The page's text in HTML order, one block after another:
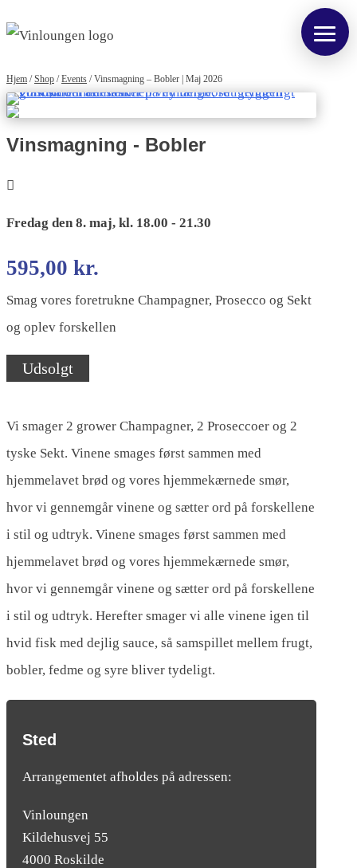
Hjem /Shop /Events /Vinsmagning – Bobler | Maj 2026
Vinsmagning - Bobler
Fredag den 8. maj, kl. 18.00 - 21.30
595,00 kr.
Smag vores foretrukne Champagner, Prosecco og Sekt
og oplev forskellen
Udsolgt
Vi smager 2 grower Champagner, 2 Proseccoer og 2
tyske Sekt. Vinene smages først sammen med
hjemmelavet brød og vores hjemmekærnede smør,
hvor vi gennemgår vinene og sætter ord på forskellene
i stil og udtryk. Vinene smages først sammen med
hjemmelavet brød og vores hjemmekærnede smør,
hvor vi gennemgår vinene og sætter ord på forskellene
i stil og udtryk. Herefter smager vi alle vinene igen til
hvid fisk med dejlig sauce, så samspillet mellem frugt,
bobler, fedme og syre bliver tydeligt.
Sted
Arrangementet afholdes på adressen:
Vinloungen
Kildehusvej 55
4000 Roskilde